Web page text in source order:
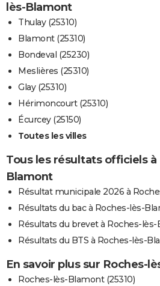
lès-Blamont
Thulay (25310)
Blamont (25310)
Bondeval (25230)
Meslières (25310)
Glay (25310)
Hérimoncourt (25310)
Écurcey (25150)
Toutes les villes
Tous les résultats officiels à
Blamont
Résultat municipale 2026 à
Résultats du bac à Roches-lès-
Résultats du brevet à Roches-
Résultats du BTS à Roches-lès-
En savoir plus sur Roches-
Roches-lès-Blamont (25310)